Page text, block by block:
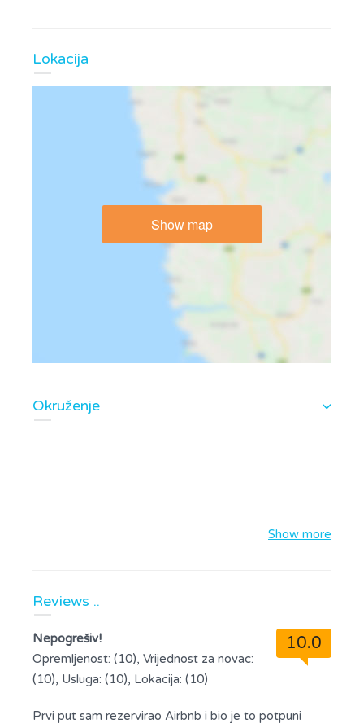
Lokacija
Show map
Okruženje
Show more
Reviews ..
10.0
Nepogrešiv!
Opremljenost: (10), Vrijednost za novac:
(10), Usluga: (10), Lokacija: (10)
Prvi put sam rezervirao Airbnb i bio je to potpuni